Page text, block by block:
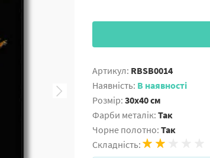
Артикул: RBSB0014
Наявність: В наявності
Розмір: 30x40 см
Фарби металік: Так
Чорне полотно: Так
Складність: